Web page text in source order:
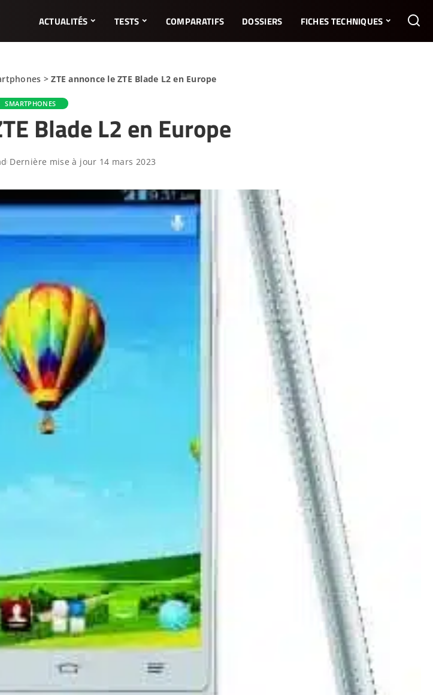
ACTUALITÉS TESTS COMPARATIFS DOSSIERS FICHES TECHNIQUES
>ZTE annonce le ZTE Blade L2 en Europe
SMARTPHONES
Blade L2 en Europe
Dernière mise à jour 14 mars 2023